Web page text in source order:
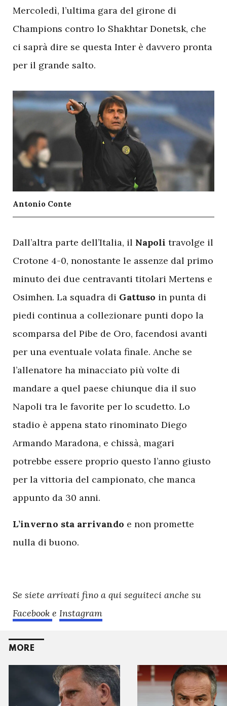
Mercoledì, l’ultima gara del girone di
Champions contro lo Shakhtar Donetsk, che
ci saprà dire se questa Inter è davvero pronta
per il grande salto.
Antonio Conte
Dall’altra parte dell’Italia, il Napoli travolge il
Crotone 4-0, nonostante le assenze dal primo
minuto dei due centravanti titolari Mertens e
Osimhen. La squadra di Gattuso in punta di
piedi continua a collezionare punti dopo la
scomparsa del Pibe de Oro, facendosi avanti
per una eventuale volata finale. Anche se
l’allenatore ha minacciato più volte di
mandare a quel paese chiunque dia il suo
Napoli tra le favorite per lo scudetto. Lo
stadio è appena stato rinominato Diego
Armando Maradona, e chissà, magari
potrebbe essere proprio questo l’anno giusto
per la vittoria del campionato, che manca
appunto da 30 anni.
L’inverno sta arrivando e non promette
nulla di buono.
Se siete arrivati fino a qui seguiteci anche su
Facebook e Instagram
MORE